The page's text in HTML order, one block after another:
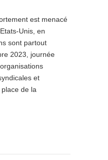
est menacé
Unis, en
sont partout
2023, journée
et
de la